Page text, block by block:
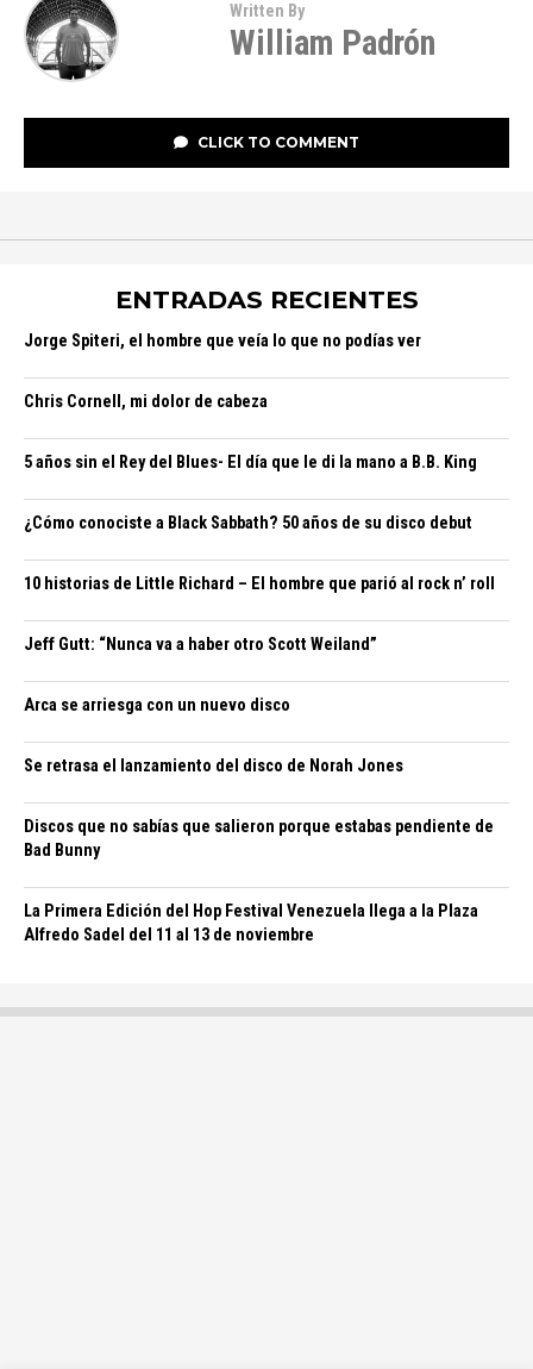
Written By
William Padrón
CLICK TO COMMENT
ENTRADAS RECIENTES
Jorge Spiteri, el hombre que veía lo que no podías ver
Chris Cornell, mi dolor de cabeza
5 años sin el Rey del Blues- El día que le di la mano a B.B. King
¿Cómo conociste a Black Sabbath? 50 años de su disco debut
10 historias de Little Richard – El hombre que parió al rock n’ roll
Jeff Gutt: “Nunca va a haber otro Scott Weiland”
Arca se arriesga con un nuevo disco
Se retrasa el lanzamiento del disco de Norah Jones
Discos que no sabías que salieron porque estabas pendiente de
Bad Bunny
La Primera Edición del Hop Festival Venezuela llega a la Plaza
Alfredo Sadel del 11 al 13 de noviembre